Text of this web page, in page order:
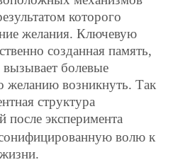
которого
желания. Ключевую
созданная память,
вызывает болевые
желанию возникнуть. Так
структура
после эксперимента
волю к